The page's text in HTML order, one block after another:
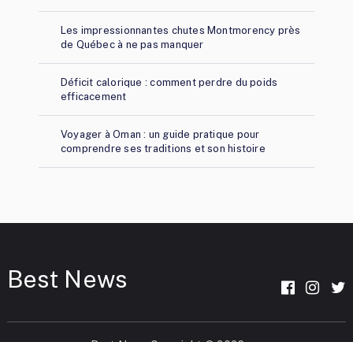
Les impressionnantes chutes Montmorency près
de Québec à ne pas manquer
Déficit calorique : comment perdre du poids
efficacement
Voyager à Oman : un guide pratique pour
comprendre ses traditions et son histoire
Best News